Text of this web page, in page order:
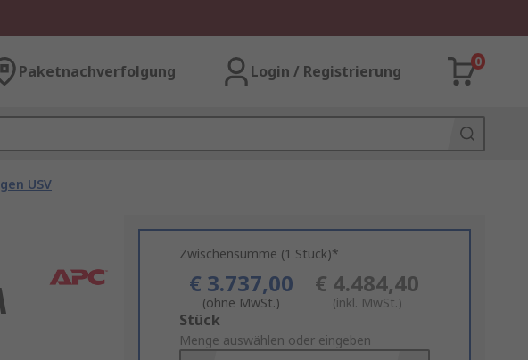
Paketnachverfolgung Login / Registrierung
0
USV
Zwischensumme (1 Stück)*
€ 3.737,00
(ohne MwSt.)
€ 4.484,40
(inkl. MwSt.)
Add
to
Stück
Menge auswählen oder eingeben